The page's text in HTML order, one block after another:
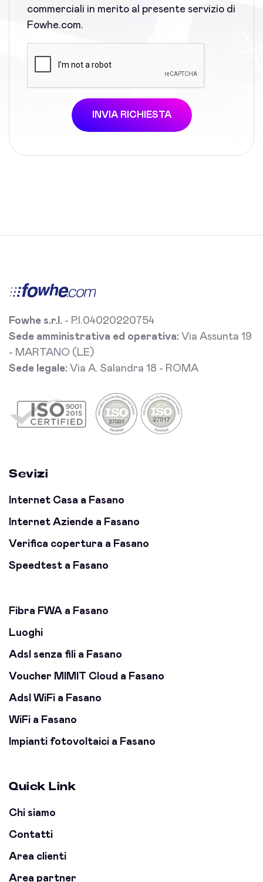
commerciali in merito al presente servizio di
Fowhe.com.
INVIA RICHIESTA
Fowhe s.r.l. - P.I.04020220754
Sede amministrativa ed operativa: Via Assunta 19
- MARTANO (LE)
Sede legale: Via A. Salandra 18 - ROMA
Sevizi
Internet Casa a Fasano
Internet Aziende a Fasano
Verifica copertura a Fasano
Speedtest a Fasano
Fibra FWA a Fasano
Luoghi
Adsl senza fili a Fasano
Voucher MIMIT Cloud a Fasano
Adsl WiFi a Fasano
WiFi a Fasano
Impianti fotovoltaici a Fasano
Quick Link
Chi siamo
Contatti
Area clienti
Area partner